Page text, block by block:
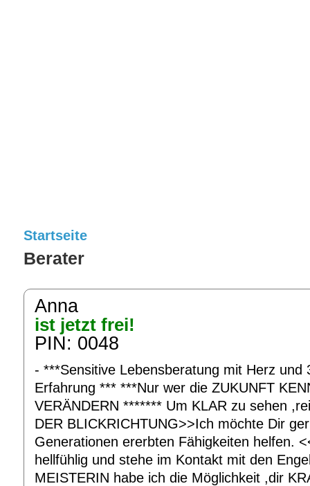
Startseite
Berater
Anna
ist jetzt frei!
PIN: 0048
- ***Sensitive Lebensberatung mit Herz und
Erfahrung *** ***Nur wer die ZUKUNFT
VERÄNDERN ******* Um KLAR zu sehen
DER BLICKRICHTUNG>>Ich möchte Dir
Generationen ererbten Fähigkeiten helfen.
hellfühlig und stehe im Kontakt mit den
MEISTERIN habe ich die Möglichkeit ,dir